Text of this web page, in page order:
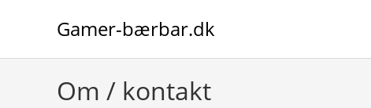
Gamer-bærbar.dk
Om / kontakt